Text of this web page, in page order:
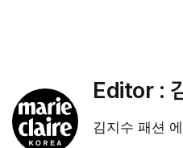
Editor :
김지수 패션